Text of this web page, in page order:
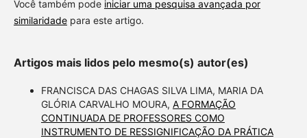
Você também pode iniciar uma pesquisa avançada por
similaridadepara este artigo.
Artigos mais lidos pelo mesmo(s) autor(es)
FRANCISCA DAS CHAGAS SILVA LIMA, MARIA DA
GLÓRIA CARVALHO MOURA, A FORMAÇÃO
CONTINUADA DE PROFESSORES COMO
INSTRUMENTO DE RESSIGNIFICAÇÃO DA PRÁTICA